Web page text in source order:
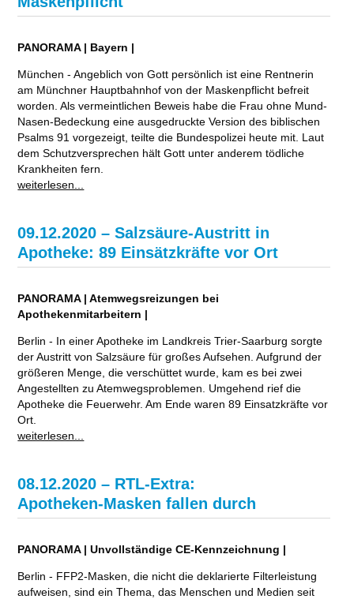
PANORAMA | Bayern |
München - Angeblich von Gott persönlich ist eine Rentnerin
am Münchner Hauptbahnhof von der Maskenpflicht befreit
worden. Als vermeintlichen Beweis habe die Frau ohne Mund-
Nasen-Bedeckung eine ausgedruckte Version des biblischen
Psalms 91 vorgezeigt, teilte die Bundespolizei heute mit. Laut
dem Schutzversprechen hält Gott unter anderem tödliche
Krankheiten fern.
weiterlesen...
09.12.2020 – Salzsäure-Austritt in
Apotheke: 89 Einsätzkräfte vor Ort
PANORAMA | Atemwegsreizungen bei
Apothekenmitarbeitern |
Berlin - In einer Apotheke im Landkreis Trier-Saarburg sorgte
der Austritt von Salzsäure für großes Aufsehen. Aufgrund der
größeren Menge, die verschüttet wurde, kam es bei zwei
Angestellten zu Atemwegsproblemen. Umgehend rief die
Apotheke die Feuerwehr. Am Ende waren 89 Einsatzkräfte vor
Ort.
weiterlesen...
08.12.2020 – RTL-Extra:
Apotheken-Masken fallen durch
PANORAMA | Unvollständige CE-Kennzeichnung |
Berlin - FFP2-Masken, die nicht die deklarierte Filterleistung
aufweisen, sind ein Thema, das Menschen und Medien seit